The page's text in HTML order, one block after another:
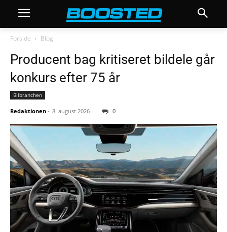
Forside Blog
Producent bag kritiseret bildele går
konkurs efter 75 år
Bilbranchen
Redaktionen - 8. august 2026 0